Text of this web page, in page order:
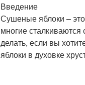
Введение
Сушеные яблоки –
многие
делать, если вы
яблоки в духовке